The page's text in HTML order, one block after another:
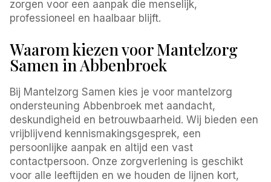
zorgen voor een aanpak die menselijk,
professioneel en haalbaar blijft.
Waarom kiezen voor Mantelzorg
Samen in Abbenbroek
Bij Mantelzorg Samen kies je voor mantelzorg
ondersteuning Abbenbroek met aandacht,
deskundigheid en betrouwbaarheid. Wij bieden een
vrijblijvend kennismakingsgesprek, een
persoonlijke aanpak en altijd een vast
contactpersoon. Onze zorgverlening is geschikt
voor alle leeftijden en we houden de lijnen kort,